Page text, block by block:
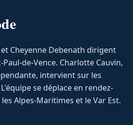
Cheyenne Debenath dirigent
de-Vence. Charlotte Cauvin,
intervient sur les
se déplace en rendez-
Alpes-Maritimes et le Var Est.